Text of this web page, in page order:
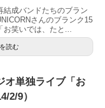
結成バンドたちのブラン
さんのブランク15
笑いでは、たと...
読む
オ単独ライブ「お
2/9）